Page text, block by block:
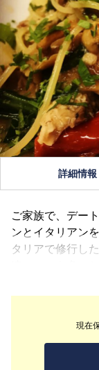
現在
詳細情報
ご家族で、デー
ンとイタリアン
タリアで修行し
連ファンも多い
ル席、奥には個
迎！気軽に食べ